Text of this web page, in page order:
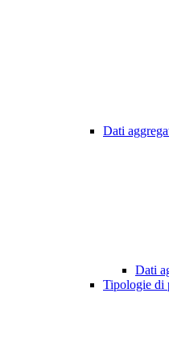
Dati
Dati
Tipologie di